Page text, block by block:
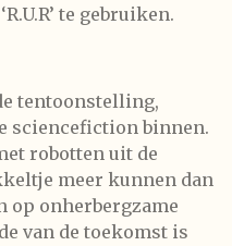
te gebruiken.
tentoonstelling,
sciencefiction binnen.
robotten uit de
meer kunnen dan
op onherbergzame
van de toekomst is